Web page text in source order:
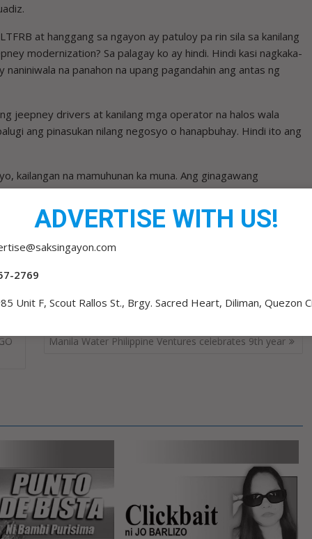
at hanggang sa ngayon ay patuloy pa rin sila sa kanilang
modernization? Sa palagay ko ay hindi. Hindi kasi nagkaka-
na panahon na upang pagandahin ang antas ng
jeepney drivers at kanilang mga operator na halos wala
ang pinasukan nilang negosyo o hanapbuhay. Hindi ito ang
kailangan na mamuhunan ka muna. Ang ginagawang
ang operators sa mga bago at modernong sasakyan.
maliit ang gastusin sa maintenance.
mananaig pa rin ang makabagong teknolohiya. Hindi dapat
Manila Water Philippine Ventures celebrates 9th year
ADVERTISE WITH US!
2769
Unit F, Scout Rallos St., Brgy. Sacred Heart, Diliman, Quezon